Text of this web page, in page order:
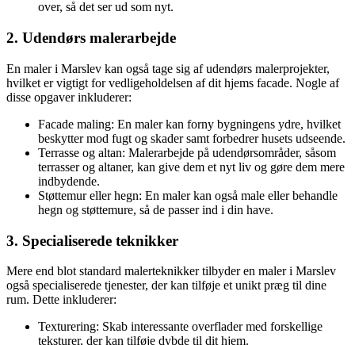
over, så det ser ud som nyt.
2. Udendørs malerarbejde
En maler i Marslev kan også tage sig af udendørs malerprojekter,
hvilket er vigtigt for vedligeholdelsen af dit hjems facade. Nogle af
disse opgaver inkluderer:
Facade maling: En maler kan forny bygningens ydre, hvilket
beskytter mod fugt og skader samt forbedrer husets udseende.
Terrasse og altan: Malerarbejde på udendørsområder, såsom
terrasser og altaner, kan give dem et nyt liv og gøre dem mere
indbydende.
Støttemur eller hegn: En maler kan også male eller behandle
hegn og støttemure, så de passer ind i din have.
3. Specialiserede teknikker
Mere end blot standard malerteknikker tilbyder en maler i Marslev
også specialiserede tjenester, der kan tilføje et unikt præg til dine
rum. Dette inkluderer:
Texturering: Skab interessante overflader med forskellige
teksturer, der kan tilføje dybde til dit hjem.